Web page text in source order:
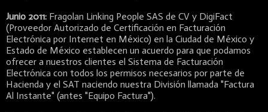
Junio 2011: Fragolan Linking People SAS de CV y DigiFact
(Proveedor Autorizado de Certificación en Facturación
Electrónica por Internet en México) en la Ciudad de México y
Estado de México establecen un acuerdo para que podamos
ofrecer a nuestros clientes el Sistema de Facturación
Electrónica con todos los permisos necesarios por parte de
Hacienda y el SAT naciendo nuestra División llamada "Factura
Al Instante" (antes "Equipo Factura").